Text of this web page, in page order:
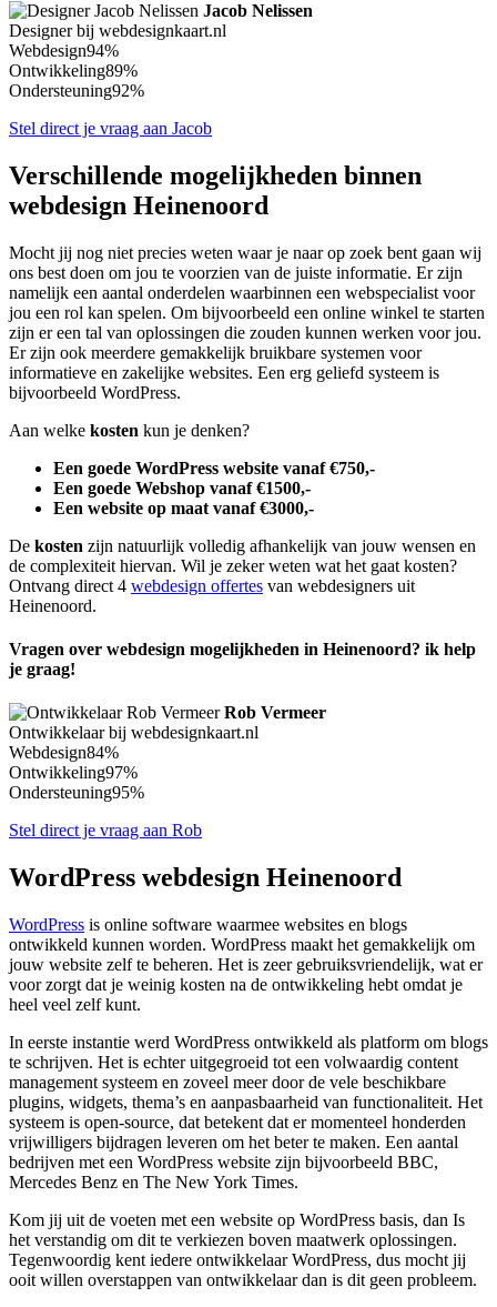
Jacob Nelissen
Designer bij webdesignkaart.nl
Webdesign94%
Ontwikkeling89%
Ondersteuning92%
Stel direct je vraag aan Jacob
Verschillende mogelijkheden binnen
webdesign Heinenoord
Mocht jij nog niet precies weten waar je naar op zoek bent gaan wij
ons best doen om jou te voorzien van de juiste informatie. Er zijn
namelijk een aantal onderdelen waarbinnen een webspecialist voor
jou een rol kan spelen. Om bijvoorbeeld een online winkel te starten
zijn er een tal van oplossingen die zouden kunnen werken voor jou.
Er zijn ook meerdere gemakkelijk bruikbare systemen voor
informatieve en zakelijke websites. Een erg geliefd systeem is
bijvoorbeeld WordPress.
Aan welke kosten kun je denken?
Een goede WordPress website vanaf €750,-
Een goede Webshop vanaf €1500,-
Een website op maat vanaf €3000,-
De kosten zijn natuurlijk volledig afhankelijk van jouw wensen en
de complexiteit hiervan. Wil je zeker weten wat het gaat kosten?
Ontvang direct 4 webdesign offertes van webdesigners uit
Heinenoord.
Vragen over webdesign mogelijkheden in Heinenoord? ik help
je graag!
Rob Vermeer
Ontwikkelaar bij webdesignkaart.nl
Webdesign84%
Ontwikkeling97%
Ondersteuning95%
Stel direct je vraag aan Rob
WordPress webdesign Heinenoord
WordPress is online software waarmee websites en blogs
ontwikkeld kunnen worden. WordPress maakt het gemakkelijk om
jouw website zelf te beheren. Het is zeer gebruiksvriendelijk, wat er
voor zorgt dat je weinig kosten na de ontwikkeling hebt omdat je
heel veel zelf kunt.
In eerste instantie werd WordPress ontwikkeld als platform om blogs
te schrijven. Het is echter uitgegroeid tot een volwaardig content
management systeem en zoveel meer door de vele beschikbare
plugins, widgets, thema’s en aanpasbaarheid van functionaliteit. Het
systeem is open-source, dat betekent dat er momenteel honderden
vrijwilligers bijdragen leveren om het beter te maken. Een aantal
bedrijven met een WordPress website zijn bijvoorbeeld BBC,
Mercedes Benz en The New York Times.
Kom jij uit de voeten met een website op WordPress basis, dan Is
het verstandig om dit te verkiezen boven maatwerk oplossingen.
Tegenwoordig kent iedere ontwikkelaar WordPress, dus mocht jij
ooit willen overstappen van ontwikkelaar dan is dit geen probleem.